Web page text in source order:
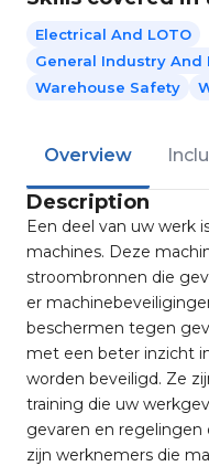
Electrical And LOTO
General Industry
Warehouse Safety
Overview
Description
Een deel van uw werk
machines. Deze
stroombronnen die
er
beschermen tegen
met een beter inzicht
worden beveiligd. Ze
training die uw
gevaren en regelingen
zijn werknemers die